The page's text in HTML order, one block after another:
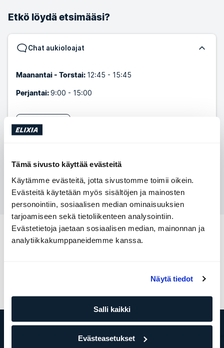
Tämä sivusto käyttää evästeitä
Käytämme evästeitä, jotta sivustomme toimii oikein.
Evästeitä käytetään myös sisältöjen ja mainosten
personointiin, sosiaalisen median ominaisuuksien
tarjoamiseen sekä tietoliikenteen analysointiin.
Evästetietoja jaetaan sosiaalisen median, mainonnan ja
analytiikkakumppaneidemme kanssa.
Näytä tiedot
Salli kaikki
Evästeasetukset
Etkö löydä etsimääsi?
Chat aukioloajat
Maanantai - Torstai: 12:45 - 15:45
Perjantai:9:00 - 15:00
Aloita chat
Soita meille
Muut kategoriat